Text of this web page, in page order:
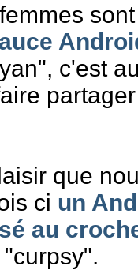
c'est
que
ci un
au